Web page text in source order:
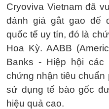
Cryoviva Vietnam đã
đánh giá gắt gao để
quốc tế uy tín, đó là
Hoa Kỳ. AABB
Banks - Hiệp hội các
chứng nhận tiêu chuẩn
sử dụng tế bào gốc
hiệu quả cao.